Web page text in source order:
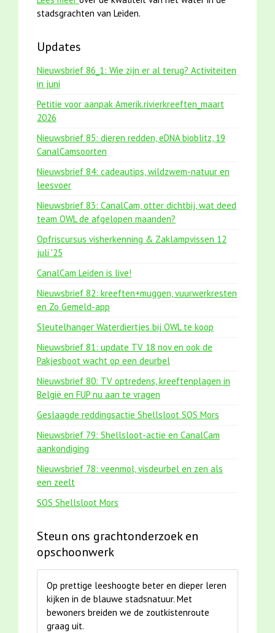
stadsgrachten van Leiden.
Updates
Nieuwsbrief 86_1: Wie zijn er al terug? Activiteiten
in juni
Petitie voor aanpak Amerik.rivierkreeften_maart
2026
Nieuwsbrief 85: dieren redden, eDNA bioblitz, 19
CanalCamsoorten
Nieuwsbrief 84: cadeautips, wildzwem-natuur en
leesvoer
Nieuwsbrief 83: CanalCam, otter dichtbij, wat deed
team OWL de afgelopen maanden?
Opfriscursus visherkenning & Zaklampvissen 12
juli '25
CanalCam Leiden is live!
Nieuwsbrief 82: kreeften+muggen, vuurwerkresten
en Zo Gemeld-app
Sleutelhanger Waterdiertjes bij OWL te koop
Nieuwsbrief 81: update TV 18 nov en ook de
Pakjesboot wacht op een deurbel
Nieuwsbrief 80: TV optredens, kreeftenplagen in
België en FUP nu aan te vragen
Geslaagde reddingsactie Shellsloot SOS Mors
Nieuwsbrief 79: Shellsloot-actie en CanalCam
aankondiging
Nieuwsbrief 78: veenmol, visdeurbel en zen als
een zeelt
SOS Shellsloot Mors
Steun ons grachtonderzoek en
opschoonwerk
Op prettige leeshoogte beter en dieper leren
kijken in de blauwe stadsnatuur. Met
bewoners breiden we de zoutkistenroute
graag uit.